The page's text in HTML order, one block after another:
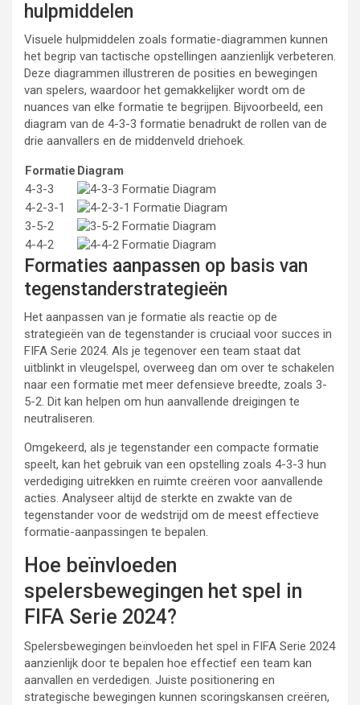
hulpmiddelen
Visuele hulpmiddelen zoals formatie-diagrammen kunnen
het begrip van tactische opstellingen aanzienlijk verbeteren.
Deze diagrammen illustreren de posities en bewegingen
van spelers, waardoor het gemakkelijker wordt om de
nuances van elke formatie te begrijpen. Bijvoorbeeld, een
diagram van de 4-3-3 formatie benadrukt de rollen van de
drie aanvallers en de middenveld driehoek.
Formatie Diagram
4-3-3
4-2-3-1
3-5-2
4-4-2
Formaties aanpassen op basis van
tegenstanderstrategieën
Het aanpassen van je formatie als reactie op de
strategieën van de tegenstander is cruciaal voor succes in
FIFA Serie 2024. Als je tegenover een team staat dat
uitblinkt in vleugelspel, overweeg dan om over te schakelen
naar een formatie met meer defensieve breedte, zoals 3-
5-2. Dit kan helpen om hun aanvallende dreigingen te
neutraliseren.
Omgekeerd, als je tegenstander een compacte formatie
speelt, kan het gebruik van een opstelling zoals 4-3-3 hun
verdediging uitrekken en ruimte creëren voor aanvallende
acties. Analyseer altijd de sterkte en zwakte van de
tegenstander voor de wedstrijd om de meest effectieve
formatie-aanpassingen te bepalen.
Hoe beïnvloeden
spelersbewegingen het spel in
FIFA Serie 2024?
Spelersbewegingen beïnvloeden het spel in FIFA Serie 2024
aanzienlijk door te bepalen hoe effectief een team kan
aanvallen en verdedigen. Juiste positionering en
strategische bewegingen kunnen scoringskansen creëren,